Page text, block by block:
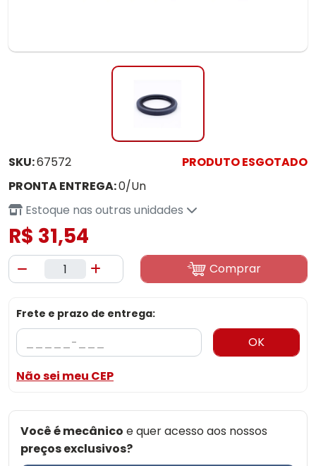
SKU:67572
PRODUTO ESGOTADO
PRONTA ENTREGA:0/Un
Estoque nas outras unidades
R$ 31,54
Comprar
Frete e prazo de entrega:
OK
Não sei meu CEP
Você é mecânico e quer acesso aos nossos
preços exclusivos?